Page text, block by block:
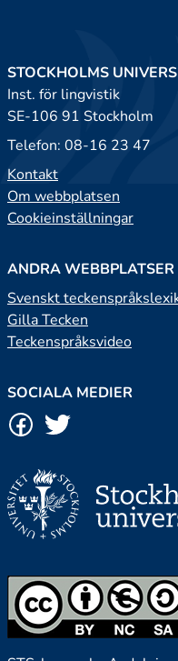
STOCKHOLMS
Inst. för lingvistik
SE-106 91 Stockholm
Telefon: 08-16 23 47
Kontakt
Om webbplatsen
Cookieinställningar
ANDRA WEBBPLATSER
Svenskt
Gilla Tecken
Teckenspråksvideo
SOCIALA MEDIER